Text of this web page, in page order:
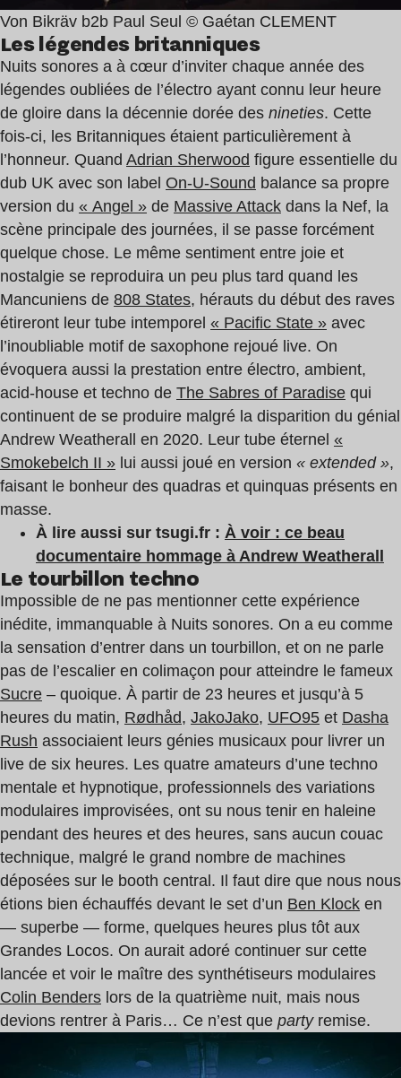
Von Bikräv b2b Paul Seul © Gaétan CLEMENT
Les légendes britanniques
Nuits sonores a à cœur d’inviter chaque année des
légendes oubliées de l’électro ayant connu leur heure
de gloire dans la décennie dorée des nineties. Cette
fois-ci, les Britanniques étaient particulièrement à
l’honneur. Quand Adrian Sherwood figure essentielle du
dub UK avec son label On-U-Sound balance sa propre
version du « Angel » de Massive Attack dans la Nef, la
scène principale des journées, il se passe forcément
quelque chose. Le même sentiment entre joie et
nostalgie se reproduira un peu plus tard quand les
Mancuniens de 808 States, hérauts du début des raves
étireront leur tube intemporel « Pacific State » avec
l’inoubliable motif de saxophone rejoué live. On
évoquera aussi la prestation entre électro, ambient,
acid-house et techno de The Sabres of Paradise qui
continuent de se produire malgré la disparition du génial
Andrew Weatherall en 2020. Leur tube éternel «
Smokebelch II » lui aussi joué en version « extended »,
faisant le bonheur des quadras et quinquas présents en
masse.
À lire aussi sur tsugi.fr : À voir : ce beau
documentaire hommage à Andrew Weatherall
Le tourbillon techno
Impossible de ne pas mentionner cette expérience
inédite, immanquable à Nuits sonores. On a eu comme
la sensation d’entrer dans un tourbillon, et on ne parle
pas de l’escalier en colimaçon pour atteindre le fameux
Sucre – quoique. À partir de 23 heures et jusqu’à 5
heures du matin, Rødhåd, JakoJako, UFO95 et Dasha
Rush associaient leurs génies musicaux pour livrer un
live de six heures. Les quatre amateurs d’une techno
mentale et hypnotique, professionnels des variations
modulaires improvisées, ont su nous tenir en haleine
pendant des heures et des heures, sans aucun couac
technique, malgré le grand nombre de machines
déposées sur le booth central. Il faut dire que nous nous
étions bien échauffés devant le set d’un Ben Klock en
— superbe — forme, quelques heures plus tôt aux
Grandes Locos. On aurait adoré continuer sur cette
lancée et voir le maître des synthétiseurs modulaires
Colin Benders lors de la quatrième nuit, mais nous
devions rentrer à Paris… Ce n’est que partyremise.